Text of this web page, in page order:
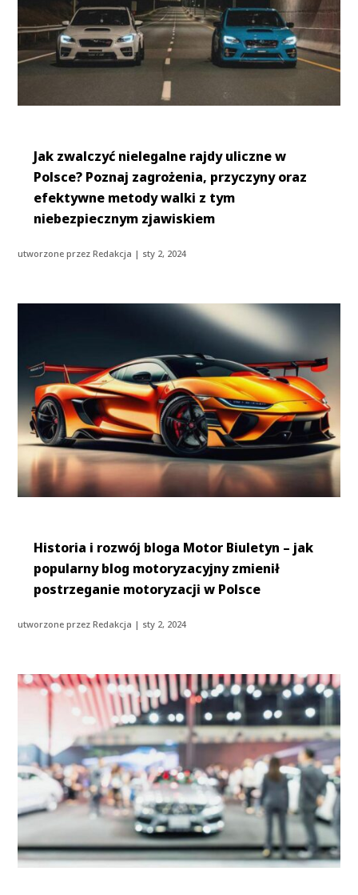
Jak zwalczyć nielegalne rajdy uliczne w
Polsce? Poznaj zagrożenia, przyczyny oraz
efektywne metody walki z tym
niebezpiecznym zjawiskiem
utworzone przezRedakcja | sty 2, 2024
Historia i rozwój bloga Motor Biuletyn – jak
popularny blog motoryzacyjny zmienił
postrzeganie motoryzacji w Polsce
utworzone przezRedakcja | sty 2, 2024